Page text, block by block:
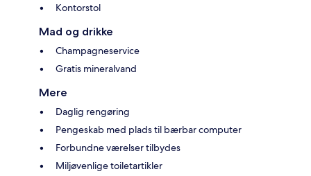
Kontorstol
Mad og drikke
Champagneservice
Gratis mineralvand
Mere
Daglig rengøring
Pengeskab med plads til bærbar computer
Forbundne værelser tilbydes
Miljøvenlige toiletartikler